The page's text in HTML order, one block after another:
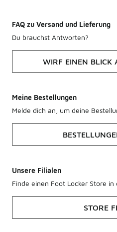
FAQ zu Versand und Lieferung
Du brauchst Antworten?
WIRF EINEN BLICK
Meine Bestellungen
Melde dich an, um deine
Unsere Filialen
Finde einen Foot Locker Store in
STORE